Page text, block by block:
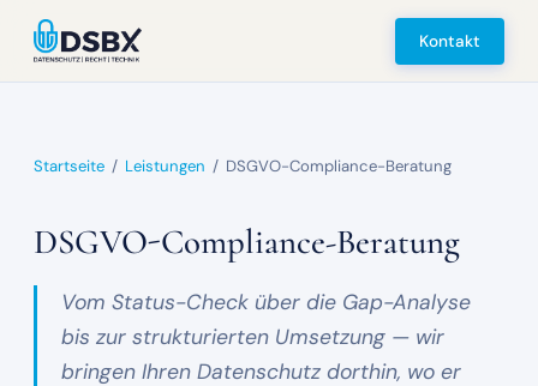
Kontakt
Startseite / Leistungen / DSGVO-Compliance-Beratung
DSGVO-Compliance-Beratung
Vom Status-Check über die Gap-Analyse
bis zur strukturierten Umsetzung — wir
bringen Ihren Datenschutz dorthin, wo er